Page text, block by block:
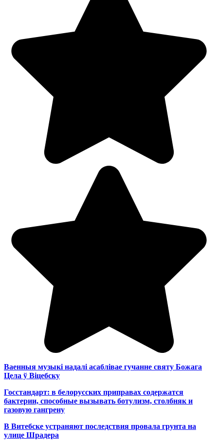
Ваенныя музыкі надалі асаблівае гучанне святу Божага
Цела ў Віцебску
Госстандарт: в белорусских приправах содержатся
бактерии, способные вызывать ботулизм, столбняк и
газовую гангрену
В Витебске устраняют последствия провала грунта на
улице Шрадера